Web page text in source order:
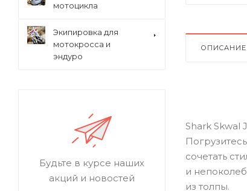
ОПИСАНИЕ
Shark Skwal
сочетать
и
из толпы.
мотоцикла
Экипировка для
мотокросса и
эндуро
Будьте в курсе наших
акций и новостей